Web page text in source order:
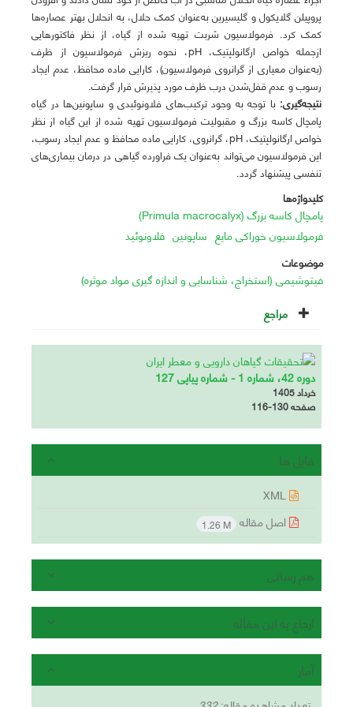
پروپیلن گلایکول و گلیسیرین به‌عنوان کمک حلال، به انحلال بهتر عصاره‌ها
کمک کرد. فرمولاسیون شربت تهیه شده از گیاه، از نظر فاکتورهایی
ازجمله خواص ارگانولپتیک، pH، نحوه ریزش فرمولاسیون از ظرف
(به‌عنوان معیاری از گرانروی فرمولاسیون)، کارایی ماده محافظ، عدم ایجاد
رسوب و عدم قفل‌شدن درب ظرف مورد پذیرش قرار گرفت.
نتیجهگیری: با توجه به وجود ترکیب‌های فلاونوئیدی و ساپونین‌ها در گیاه
پامچال کاسه بزرگ و مقبولیت فرمولاسیون تهیه شده از این گیاه از نظر
خواص ارگانولپتیک، pH، گرانروی، کارایی ماده محافظ و عدم ایجاد رسوب،
این فرمولاسیون می‌تواند به‌عنوان یک فراورده گیاهی در درمان بیماری‌های
تنفسی پیشنهاد گردد.
کلیدواژه‌ها
پامچال کاسه بزرگ (Primula macrocalyx)
فرمولاسیون خوراکی مایع ساپونین فلاونوئید
موضوعات
فیتوشیمی (استخراج، شناسایی و اندازه گیری مواد موثره)
مراجع
دوره 42، شماره 1 - شماره پیاپی 127
خرداد 1405
صفحه116-130
فایل ها
اصل مقاله 1.26 M
هم رسانی
ارجاع به این مقاله
آمار